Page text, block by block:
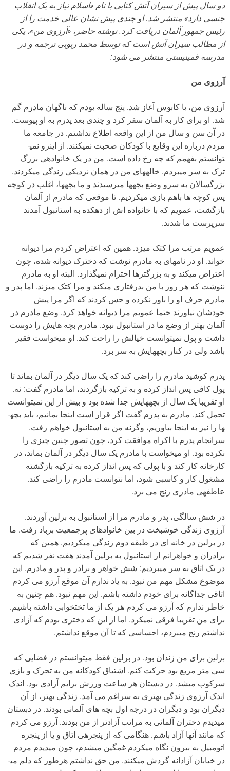
دو سال پیش از سیران آتش کتابی با نام «اسلام نیاز به یک انقلاب
جنسی دارد» منتشر شد. او چندی پیش نشان عالی خدمت را از
رئیس جمهور آلمان دریافت کرد. نوشته حاضر، «آرزوی من»، یکی
از مطالب سیران آتش است که توسط محمد ربوبی ترجمه و در
مدرسه فمینیستی منتشر می شود:
آرزوی من
آرزوی من، با کابوس آغاز شد. پنج ساله بودم که ناگهان مادرم گم
شد. او برای کار به آلمان سفر کرد و چندی بعد پدرم به او پیوست.
در آن سن و سال من از این واقعه اطلاع نداشتم. در جامعه ما
مردم درباره این وقایع با کودکان صحبت نمی­کنند. از اینرو نمی­
توانستم بفهمم که چه رخ داده است. من در یک خانواده­ی بزرگ
ترک به سر می­بردم. خاله­های من در همان نزدیکی زندگی می­کردند.
بزرگسالان به سرو وضع بچه­ها می­رسیدند و ما بچه­ها، اغلب در کوچه
پس کوچه ها باهم بازی می­کردیم. تا موقعی که مادرم از آلمان
بازگشت، عمویم که با خانواده اش از دهکده به استانبول آمدند
سرپرست ما شدند.
عمویم مرتب مرا کتک می­زد. همین که اعتراض کردم مرا دیوانه
خواند. او در نامه­ای به مادرم نوشت که دخترک دیوانه شده، چون
اعتراض می­کند و به بزرگترها احترام نمی­گذارد. البته او به مادرم
ننوشت که هر روز با من بدرفتاری می­کند و مرا کتک می­زند. اما پدر و
مادرم حرف او را باور نکرده و حس کردند که اگر مرا پیش
خودشان نیاورند حتما عمویم مرا دیوانه خواهد کرد. وضع مادرم در
آلمان بهتر از وضع ما در استانبول نبود. مادرم بچه هایش را دوست
داشت و پول نمی­توانست خیالش را راحت کند. او می­خواست فقیر
باشد ولی در کنار بچه­هایش به سر برد.
پدرم کوشید مادرم را راضی کند که یک سال دیگر در آلمان بماند تا
پول کافی پس انداز کرده و به ترکیه بازگردند، اما مادرم گفت: نه.
او تقریبا یک سال از بچه­هایش جدا شده بود و بیش از این نمی­توانست
تحمل کند. مادرم به پدرم گفت اگر قرار است اینجا بمانیم، باید بچه­
ها را نیز به اینجا بیاوریم، وگرنه من به استانبول خواهم رفت.
سرانجام پدرم با اکراه موافقت کرد، چون تصور چنین چیزی را
نکرده بود. او می­خواست با مادرم یک سال دیگر در آلمان بماند، در
کارخانه کار کند و با پولی که پس انداز کرده به ترکیه بازگشته
مشغول کار و کاسبی شود، اما نتوانست مادرم را راضی کند.
عاطفه­ی مادری رنج می برد.
در شش سالگی، پدر و مادرم مرا از استانبول به برلین آوردند.
آرزوی زندگی خوشبخت در بین خانواده­ای پرجمعیت برباد رفت. ما
در برلین در خانه ای در طبقه دوم زندگی می­کردیم. همین که
برادران و خواهرانم از استانبول به برلین آمدند هفت نفر شدیم که
در یک اتاق به سر می­بردیم: شش خواهر و برادر و پدر و مادرم. این
موضوع مشکل مهم من نبود. به یاد ندارم آن موقع آرزو می کردم
اتاقی جداگانه برای خودم داشته باشم. این مهم نبود. هم چنین به
خاطر ندارم که آرزو می کردم هر یک از ما تختخوابی داشته باشیم.
برای من تقریبا فرقی نمی­کرد. اما از این که دختری بودم که آزادی
نداشتم رنج می­بردم، احساسی که تا آن موقع نداشتم.
برلین برای من زندان بود. در برلین فقط می­توانستم در فضایی که
سی متر مربع بود حرکت کنم. اشتیاق کودکانه­ من به تحرک و بازی
سرکوب می­شد. در دبستان هر ساعت ورزش برایم آزادی بود. اندک
اندک آرزوی زندگی بهتری به سراغم می آمد. زندگی بهتر، از آن
دیگران بود و دیگران در درجه اول بچه های آلمانی بودند. در دبستان
می­دیدم دختران آلمانی به مراتب آزادتر از من بودند. آرزو می کردم
که مانند آنها آزاد باشم. هنگامی که از پنجره­ی اتاق و یا از پنجره
اتومبیل به بیرون نگاه می­کردم غمگین می­شدم، چون می­دیدم مردم
در خیابان آزادانه گردش می­کنند. من حق نداشتم هرطور که دلم می­